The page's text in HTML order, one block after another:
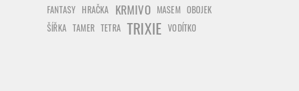
FANTASY HRAČKA KRMIVO MASEM OBOJEK
ŠÍŘKA TAMER TETRA TRIXIE VODÍTKO